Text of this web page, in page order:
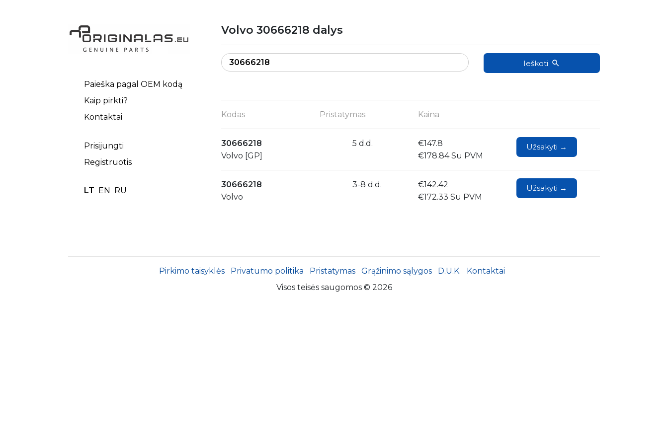
Paieška pagal OEM kodą
Kaip pirkti?
Kontaktai
Prisijungti
Registruotis
LT EN RU
Volvo 30666218 dalys
Ieškoti
Kodas Pristatymas Kaina
30666218
Volvo [GP]
5 d.d.
€147.8
€178.84 Su PVM
Užsakyti →
30666218
Volvo
3-8 d.d.
€142.42
€172.33 Su PVM
Užsakyti →
Pirkimo taisyklės Privatumo politika Pristatymas Grąžinimo sąlygos D.U.K.
Kontaktai
Visos teisės saugomos © 2026